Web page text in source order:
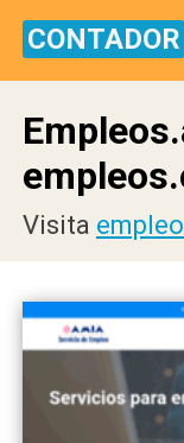
CONTADOR
Visita